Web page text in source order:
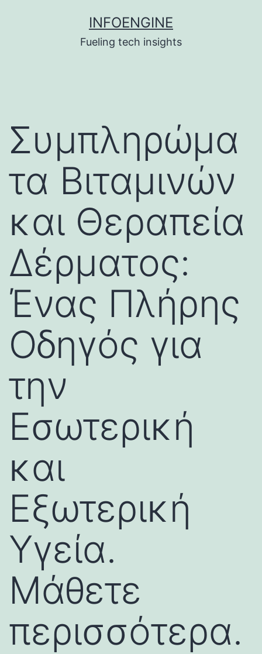
INFOENGINE
Fueling tech insights
Συμπληρώμα
τα Βιταμινών
και Θεραπεία
Δέρματος:
Ένας Πλήρης
Οδηγός για
την
Εσωτερική
και
Εξωτερική
Υγεία.
Μάθετε
περισσότερα.